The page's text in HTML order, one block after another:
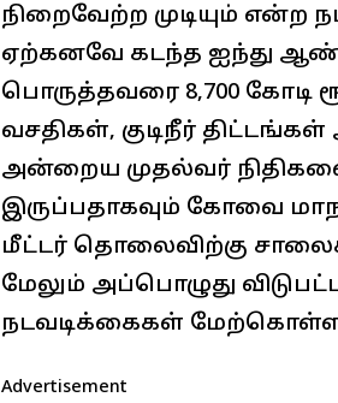
நிறைவேற்ற முடியும் என்ற
ஏற்கனவே கடந்த ஐந்து
பொருத்தவரை 8,700 கோடி
வசதிகள், குடிநீர்
அன்றைய முதல்வர்
இருப்பதாகவும் கோவை
மீட்டர் தொலைவிற்கு
மேலும் அப்பொழுது
நடவடிக்கைகள்
Advertisement